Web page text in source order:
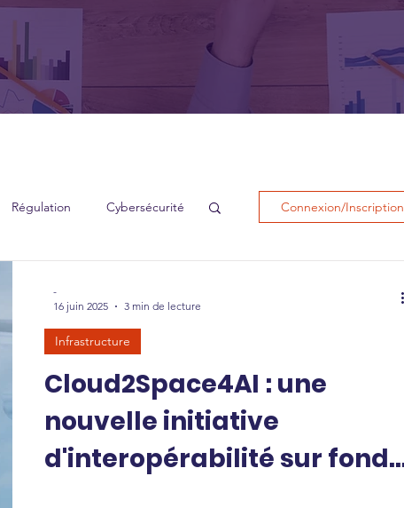
Régulation Cybersécurité Connexion/Inscription
Cloud2Space4AI : une
nouvelle initiative
d'interopérabilité sur fonds
Infrastructure
-
16 juin 2025
3 min de lecture